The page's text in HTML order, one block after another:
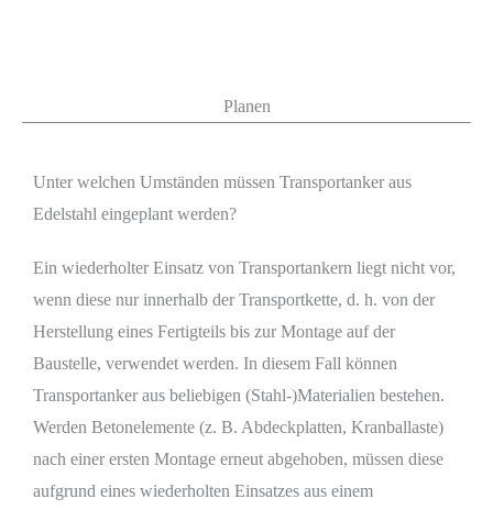
Planen
Unter welchen Umständen müssen Transportanker aus
Edelstahl eingeplant werden?
Ein wiederholter Einsatz von Transportankern liegt nicht vor,
wenn diese nur innerhalb der Transportkette, d. h. von der
Herstellung eines Fertigteils bis zur Montage auf der
Baustelle, verwendet werden. In diesem Fall können
Transportanker aus beliebigen (Stahl-)Materialien bestehen.
Werden Betonelemente (z. B. Abdeckplatten, Kranballaste)
nach einer ersten Montage erneut abgehoben, müssen diese
aufgrund eines wiederholten Einsatzes aus einem